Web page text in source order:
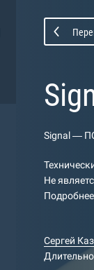
Signal —
Не
Сергей